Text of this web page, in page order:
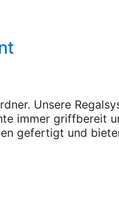
Unsere
immer griffbereit
gefertigt und